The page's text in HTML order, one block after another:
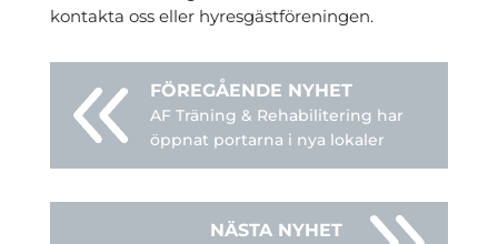
kontakta oss eller hyresgästföreningen.
AF Träning & Rehabilitering har
öppnat portarna i nya lokaler